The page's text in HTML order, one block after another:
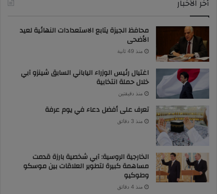
أخر الأخبار
محافظ الجيزة يتابع الاستعدادات النهائية لعيد
الأضحى
منذ 49 ثانية
اغتيال رئيس الوزراء الياباني السابق شينزو آبي
خلال حملة انتخابية
منذ دقيقتين
تعرف على أفضل دعاء في يوم عرفة
منذ 3 دقائق
الخارجية الروسية: آبي شخصية بارزة قدمت
مساهمة كبيرة لتطوير العلاقات بين موسكو
وطوكيو
منذ 4 دقائق